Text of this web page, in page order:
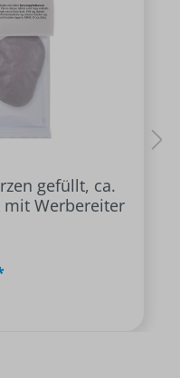
gefüllt, ca.
mit Werbereiter